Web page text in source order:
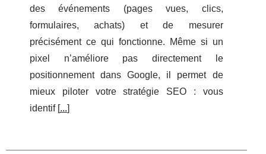
des événements (pages vues, clics,
formulaires, achats) et de mesurer
précisément ce qui fonctionne. Même si un
pixel n’améliore pas directement le
positionnement dans Google, il permet de
mieux piloter votre stratégie SEO : vous
identif [...]